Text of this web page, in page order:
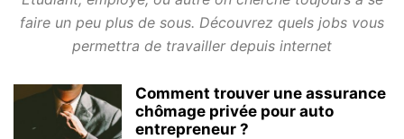
faire un peu plus de sous. Découvrez quels jobs vous
permettra de travailler depuis internet
Comment trouver une assurance
chômage privée pour auto
entrepreneur ?